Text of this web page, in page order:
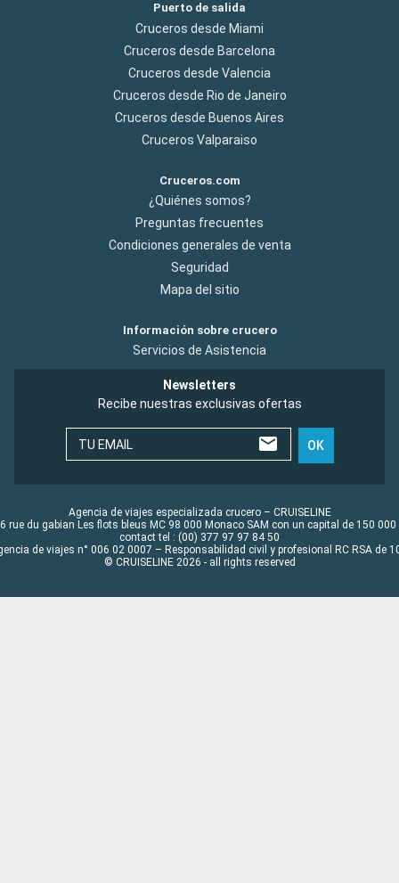
Puerto de salida
Cruceros desde Miami
Cruceros desde Barcelona
Cruceros desde Valencia
Cruceros desde Rio de Janeiro
Cruceros desde Buenos Aires
Cruceros Valparaiso
Cruceros.com
¿Quiénes somos?
Preguntas frecuentes
Condiciones generales de venta
Seguridad
Mapa del sitio
Información sobre crucero
Servicios de Asistencia
Newsletters
Recibe nuestras exclusivas ofertas
TU EMAIL OK
Agencia de viajes especializada crucero – CRUISELINE
rue du gabian Les flots bleus MC 98 000 Monaco SAM con un capital de 150 000
contact tel : (00) 377 97 97 84 50
de viajes n° 006 02 0007 – Responsabilidad civil y profesional RC RSA de
© CRUISELINE 2026 - all rights reserved